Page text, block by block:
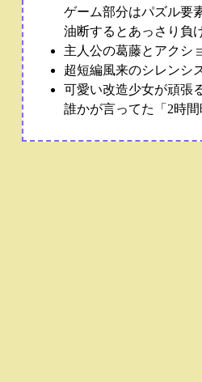
ゲーム部分はパズル要
油断するとあっさり負
主人公の葛藤とアクシ
超短編風来のシレンシ
可愛い改造少女が頑張
誰かが言ってた「2時